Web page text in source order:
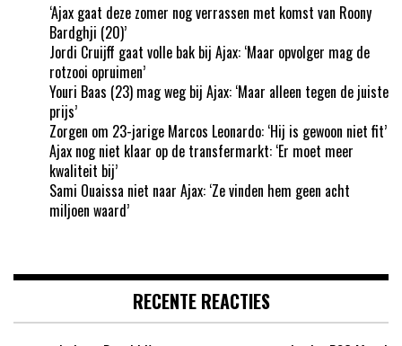
‘Ajax gaat deze zomer nog verrassen met komst van Roony
Bardghji (20)’
Jordi Cruijff gaat volle bak bij Ajax: ‘Maar opvolger mag de
rotzooi opruimen’
Youri Baas (23) mag weg bij Ajax: ‘Maar alleen tegen de juiste
prijs’
Zorgen om 23-jarige Marcos Leonardo: ‘Hij is gewoon niet fit’
Ajax nog niet klaar op de transfermarkt: ‘Er moet meer
kwaliteit bij’
Sami Ouaissa niet naar Ajax: ‘Ze vinden hem geen acht
miljoen waard’
RECENTE REACTIES